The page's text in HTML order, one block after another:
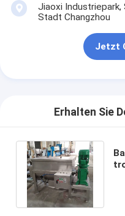
Jiaoxi Industriepark,
Stadt Changzhou
Jetzt
Erhalten Sie